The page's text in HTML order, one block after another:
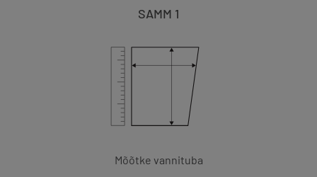
SAMM 1
Mõõtke vannituba